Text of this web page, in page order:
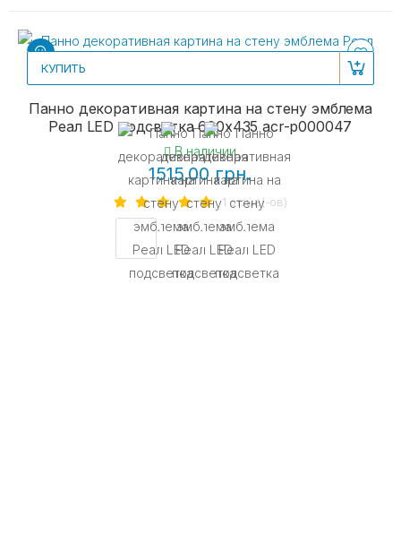
КУПИТЬ
Панно декоративная картина на стену эмблема
Реал LED подсветка 600х435 acr-p000047
В наличии
1515.00 грн.
1 отзыв(-ов)